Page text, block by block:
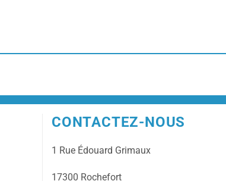
CONTACTEZ-NOUS
1 Rue Édouard Grimaux
17300 Rochefort